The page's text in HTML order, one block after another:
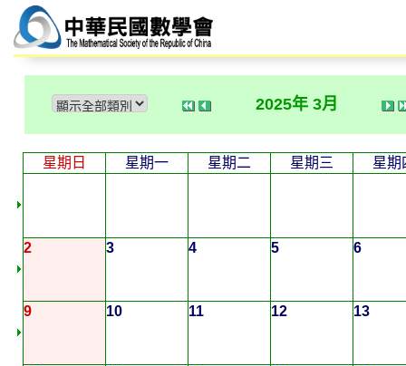
2025年 3月
星期日 星期一 星期二 星期三 星期
2 3 4 5 6
9 10 11 12 13